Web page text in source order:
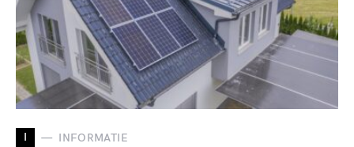
I INFORMATIE